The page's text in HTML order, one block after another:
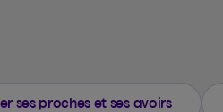
ses proches et ses avoirs